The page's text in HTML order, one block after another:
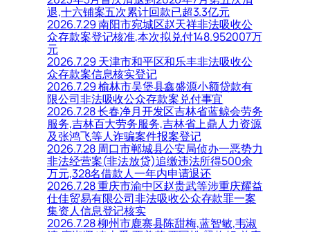
退,十六铺案五次累计回款已超3.3亿元
2026.7.29 南阳市宛城区赵天祥非法吸收公
众存款案登记核准,本次拟兑付148.952007万
元
2026.7.29 天津市和平区和乐丰非法吸收公
众存款案信息核实登记
2026.7.29 榆林市吴堡县鑫盛源小额贷款有
限公司非法吸收公众存款案兑付事宜
2026.7.28 长春净月开发区吉林省蓝鲸会劳务
服务,吉林百大劳务服务,吉林省上鼎人力资源
及张鸿飞等人诈骗案件报案登记
2026.7.28 周口市郸城县公安局侦办一恶势力
非法经营案(非法放贷)追缴违法所得500余
万元,328名借款人一年内申请退还
2026.7.28 重庆市渝中区赵贵武等涉重庆耀益
仕佳贸易有限公司非法吸收公众存款罪一案
集资人信息登记核实
2026.7.28 柳州市鹿寨县陈甜梅,蓝智敏,韦淑